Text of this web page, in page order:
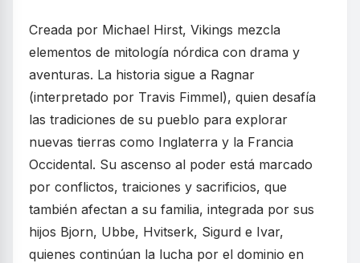
Creada por Michael Hirst, Vikings mezcla
elementos de mitología nórdica con drama y
aventuras. La historia sigue a Ragnar
(interpretado por Travis Fimmel), quien desafía
las tradiciones de su pueblo para explorar
nuevas tierras como Inglaterra y la Francia
Occidental. Su ascenso al poder está marcado
por conflictos, traiciones y sacrificios, que
también afectan a su familia, integrada por sus
hijos Bjorn, Ubbe, Hvitserk, Sigurd e Ivar,
quienes continúan la lucha por el dominio en